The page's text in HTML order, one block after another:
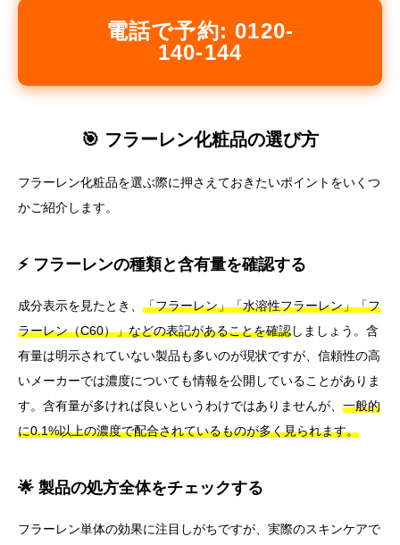
電話で予約: 0120-
140-144
🎯 フラーレン化粧品の選び方
フラーレン化粧品を選ぶ際に押さえておきたいポイントをいくつ
かご紹介します。
⚡ フラーレンの種類と含有量を確認する
成分表示を見たとき、 「フラーレン」「水溶性フラーレン」「フ
ラーレン（C60）」などの表記があることを確認しましょう。含
有量は明示されていない製品も多いのが現状ですが、信頼性の高
いメーカーでは濃度についても情報を公開していることがありま
す。含有量が多ければ良いというわけではありませんが、 一般的
に0.1%以上の濃度で配合されているものが多く見られます。
🌟 製品の処方全体をチェックする
フラーレン単体の効果に注目しがちですが、実際のスキンケアで